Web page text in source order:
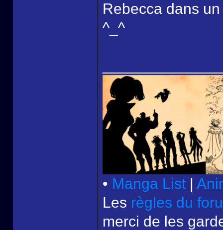
Rebecca dans
^_^
• Manga List |
Les règles du
merci de les